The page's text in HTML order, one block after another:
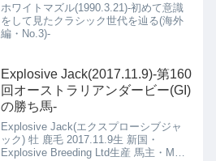
ホワイトマズル(1990.3.21)-初めて意識
をして見たクラシック世代を辿る(海外
編・No.3)-
Explosive Jack(2017.11.9)-第160
回オーストラリアンダービー(GI)
の勝ち馬-
Explosive Jack(エクスプローシブジャ
ック) 牡 鹿毛 2017.11.9生 新国・
Explosive Breeding Ltd生産 馬主・M